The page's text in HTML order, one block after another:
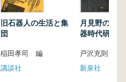
旧石器人の生活と集
団
稲田孝司 編
講談社
月見野の発
器時代研究
戸沢充則 編
新泉社